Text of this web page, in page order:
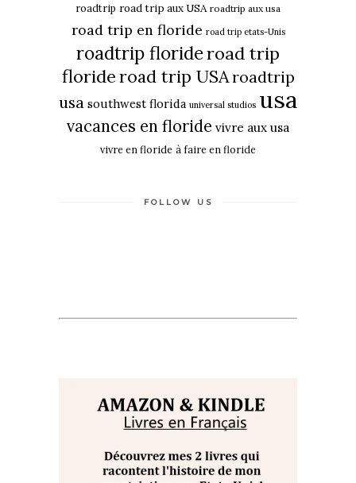
roadtrip road trip aux USA roadtrip aux usa
road trip en floride road trip etats-Unis
roadtrip florideroad trip
florideroad trip USAroadtrip
usa southwest florida universal studios usa
vacances en floride vivre aux usa
vivre en floride à faire en floride
FOLLOW US